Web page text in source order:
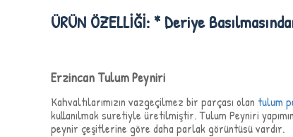
ÜRÜN ÖZELLİĞİ: * Deriye
Erzincan Tulum Peyniri
Kahvaltılarımızın vazgeçilmez bir parçası olan tulum
kullanılmak suretiyle üretilmiştir. Tulum Peyniri
peynir çeşitlerine göre daha parlak görüntüsü vardır.